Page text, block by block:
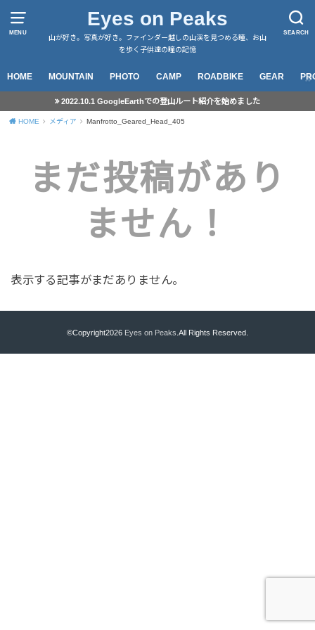
MENU SEARCH
Eyes on Peaks
山が好き。写真が好き。ファインダー越しの山渓を見つめる瞳、お山
を歩く子供達の瞳の記憶
HOME MOUNTAIN PHOTO CAMP ROADBIKE GEAR
2022.10.1 GoogleEarthでの登山ルート紹介を始めました
HOME メディア Manfrotto_Geared_Head_405
まだ投稿があり
ません！
表示する記事がまだありません。
©Copyright2026 Eyes on Peaks .All Rights Reserved.